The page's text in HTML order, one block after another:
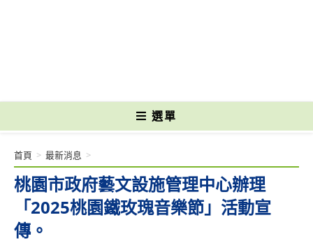
選單
桃園市政府藝文設施管理中心辦理
「2025桃園鐵玫瑰音樂節」活動宣
傳。
首頁 > 最新消息 >